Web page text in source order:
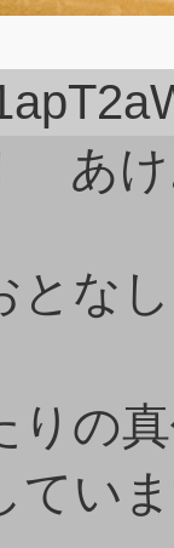
あ
とな
りの
てい